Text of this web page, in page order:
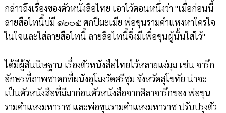
กล่าวถึงเรื่องของตัวหนังสือไทย เอาไว้ตอนหนึ่งว่า "เมื่อก่อนนี้
ลายสือไทนี้บ่มี ๑๒๐๕ ศกปีมะเมีย พ่อขุนรามคำแหงหาใคร่ใจ
ในใจและใส่ลายสือไทนี้ ลายสือไทนี้จึ่งมีเพื่อขุนผู้นั้นใส่ไว้"
ได้มีผู้สันนิษฐาน เรื่องตัวหนังสือไทยไว้หลายแง่มุม เช่น จารึก
อักษรที่ภาพชาดกที่ผนังอุโมงวัดศรีชุม จังหวัดสุโขทัย น่าจะ
เป็นตัวหนังสือที่มีมาก่อนตัวหนังสือจากศิลาจารึกของ พ่อขุน
รามคำแหงมหาราช และพ่อขุนรามคำแหงมหาราช ปรับปรุงตัว